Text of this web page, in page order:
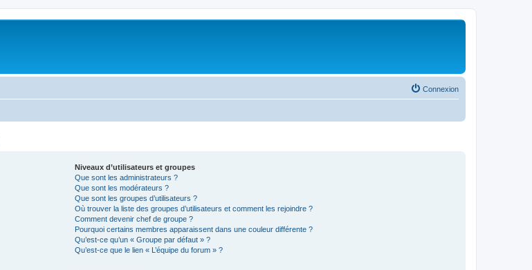
Connexion
Niveaux d’utilisateurs et groupes
Que sont les administrateurs ?
Que sont les modérateurs ?
Que sont les groupes d’utilisateurs ?
Où trouver la liste des groupes d’utilisateurs et comment les rejoindre ?
Comment devenir chef de groupe ?
Pourquoi certains membres apparaissent dans une couleur différente ?
Qu’est-ce qu’un « Groupe par défaut » ?
Qu’est-ce que le lien « L’équipe du forum » ?